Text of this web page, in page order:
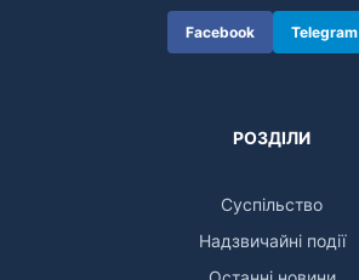
Facebook Telegram
РОЗДІЛИ
Суспільство
Надзвичайні події